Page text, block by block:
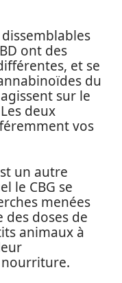
ont des
et se
du
sur le
deux
vos
un autre
le CBG se
menées
doses de
animaux à